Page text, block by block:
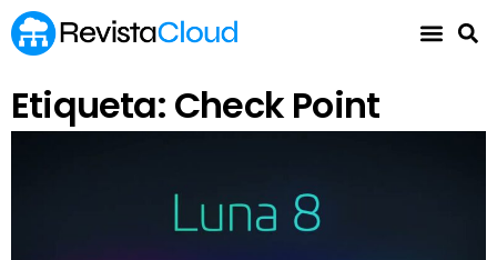
Etiqueta: Check Point